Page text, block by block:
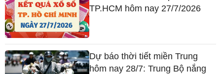
TP.HCM hôm nay 27/7/2026
Dự báo thời tiết miền Trung
hôm nay 28/7: Trung Bộ nắng